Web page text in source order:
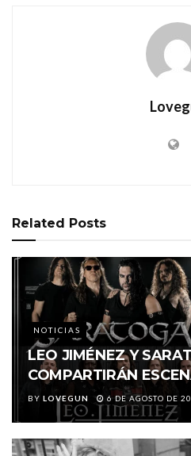
Related Posts
NOTICIAS
LEO JIMÉNEZ Y
COMPARTIRÁN
BY LOVEGUN 6 DE AGOSTO DE